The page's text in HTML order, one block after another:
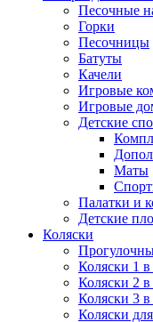
Песочные
Горки
Песочницы
Батуты
Качели
Игровые
Игровые
Детские
Маты
Палатки и
Детские
Коляски
Коляски 1 в
Коляски 2 в
Коляски 3 в
Коляски